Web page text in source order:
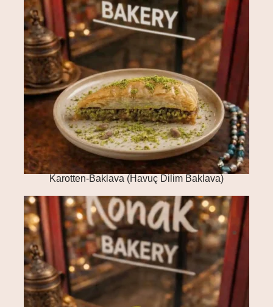
Karotten-Baklava (Havuç Dilim Baklava)